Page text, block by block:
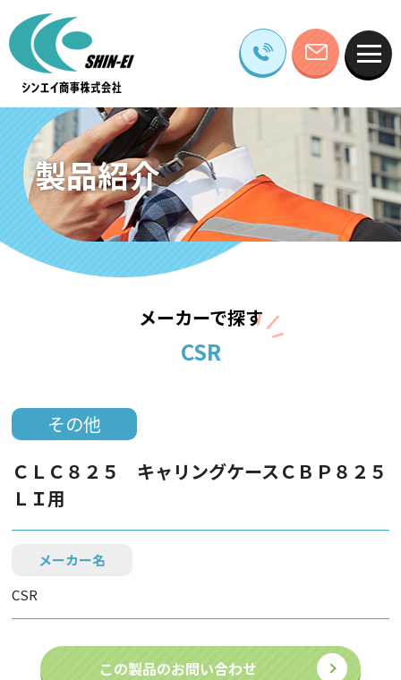
製品紹介
メーカーで探す
CSR
その他
ＣＬＣ８２５ キャリングケースＣＢＰ８２５
ＬＩ用
メーカー名
CSR
この製品のお問い合わせ